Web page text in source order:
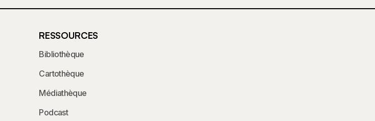
RESSOURCES
Bibliothèque
Cartothèque
Médiathèque
Podcast